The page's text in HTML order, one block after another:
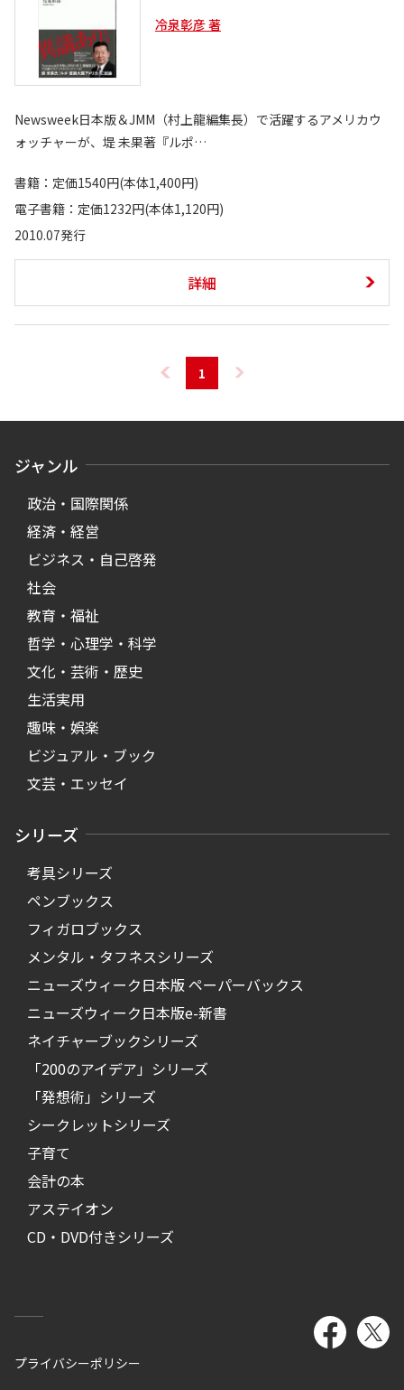
冷泉彰彦 著
Newsweek日本版＆JMM（村上龍編集長）で活躍するアメリカウ
ォッチャーが、堤 未果著『ルポ…
書籍：定価1540円(本体1,400円)
電子書籍：定価1232円(本体1,120円)
2010.07発行
詳細
1
ジャンル
政治・国際関係
経済・経営
ビジネス・自己啓発
社会
教育・福祉
哲学・心理学・科学
文化・芸術・歴史
生活実用
趣味・娯楽
ビジュアル・ブック
文芸・エッセイ
シリーズ
考具シリーズ
ペンブックス
フィガロブックス
メンタル・タフネスシリーズ
ニューズウィーク日本版 ペーパーバックス
ニューズウィーク日本版e-新書
ネイチャーブックシリーズ
「200のアイデア」シリーズ
「発想術」シリーズ
シークレットシリーズ
子育て
会計の本
アステイオン
CD・DVD付きシリーズ
プライバシーポリシー